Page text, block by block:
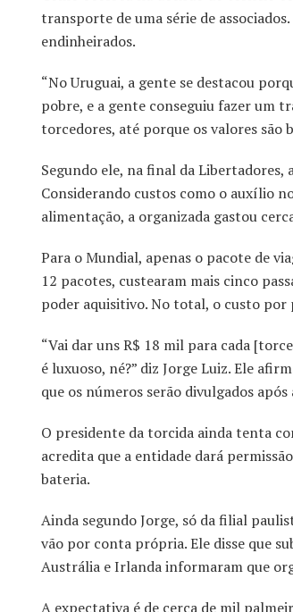
transporte de uma série de
endinheirados.
“No Uruguai, a gente se destacou
pobre, e a gente conseguiu fazer um
torcedores, até porque os valores são
Segundo ele, na final da
Considerando custos como o auxílio
alimentação, a organizada gastou
Para o Mundial, apenas o pacote de
12 pacotes, custearam mais cinco
poder aquisitivo. No total, o custo por
“Vai dar uns R$ 18 mil para cada
é luxuoso, né?” diz Jorge Luiz. Ele
que os números serão divulgados após
O presidente da torcida ainda tenta
acredita que a entidade dará
bateria.
Ainda segundo Jorge, só da filial
vão por conta própria. Ele disse que
Austrália e Irlanda informaram que
A expectativa é de cerca de mil